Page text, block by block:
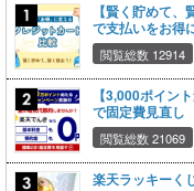
【賢く貯めて
で支払いをお得
閲覧総数 12914
【3,000ポイン
で固定費見直し
閲覧総数 21069
楽天ラッキーく